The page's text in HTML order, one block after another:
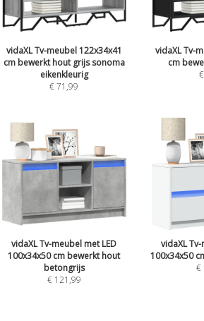
vidaXL Tv-meubel 122x34x41
cm bewerkt hout grijs sonoma
eikenkleurig
€ 71,99
vidaXL Tv-
cm
vidaXL Tv-meubel met LED
100x34x50 cm bewerkt hout
betongrijs
€ 121,99
vidaXL
100x34x50
€